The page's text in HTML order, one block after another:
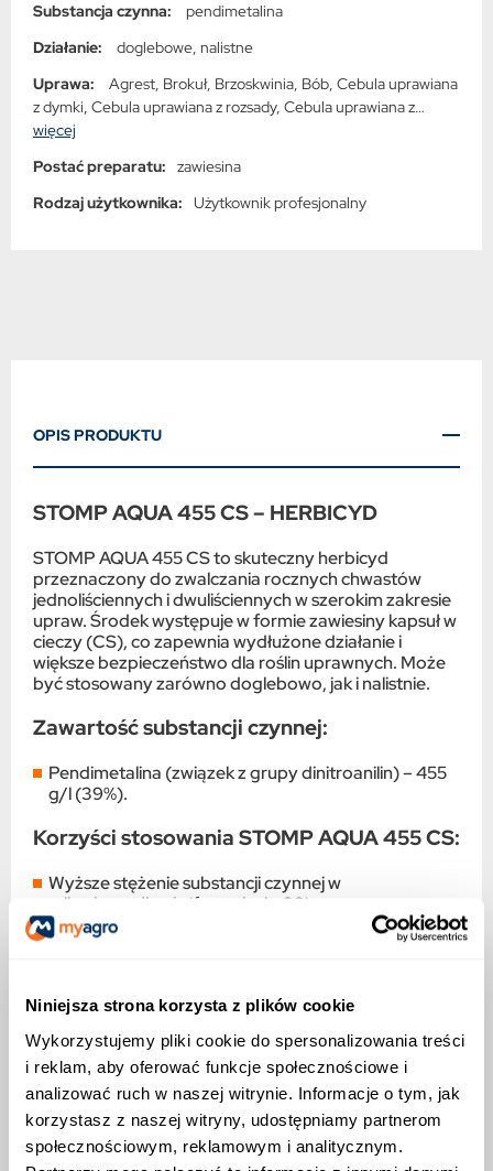
Niniejsza strona korzysta z plików cookie
Wykorzystujemy pliki cookie do spersonalizowania treści
i reklam, aby oferować funkcje społecznościowe i
analizować ruch w naszej witrynie. Informacje o tym, jak
korzystasz z naszej witryny, udostępniamy partnerom
społecznościowym, reklamowym i analitycznym.
Substancja czynna:
pendimetalina
Działanie:
doglebowe, nalistne
Uprawa:
z dymki, Cebula uprawiana z rozsady, Cebula uprawiana z
siewu, Chrzan, Czereśnia, Czosnek, Dynia, Dziurawiec
Kalarepa, Kapusta brukselska, Kapusta głowiasta, Kapusta
włoska, Kminek zwyczajny, Kolendra siewna, Koper ogrodowy,
więcej
Postać preparatu:
zawiesina
Rodzaj użytkownika:
Użytkownik profesjonalny
OPIS PRODUKTU
STOMP AQUA 455 CS – HERBICYD
STOMP AQUA 455 CS to skuteczny herbicyd
przeznaczony do zwalczania rocznych chwastów
jednoliściennych i dwuliściennych w szerokim zakresie
upraw. Środek występuje w formie zawiesiny kapsuł w
cieczy (CS), co zapewnia wydłużone działanie i
większe bezpieczeństwo dla roślin uprawnych. Może
być stosowany zarówno doglebowo, jak i nalistnie.
Zawartość substancji czynnej:
Pendimetalina (związek z grupy dinitroanilin) – 455
g/l (39%).
Korzyści stosowania STOMP AQUA 455 CS:
Wyższe stężenie substancji czynnej w
mikrokapsułkach (formulacja CS).
Bezpieczeństwo dla roślin uprawnych – skuteczność
Długotrwałe działanie i stabilność w glebie.
Łatwość aplikacji – możliwość stosowania w różnych
warunkach pogodowych.
Działanie na chwasty:
STOMP AQUA 455 CS jest pobierany przez korzenie i